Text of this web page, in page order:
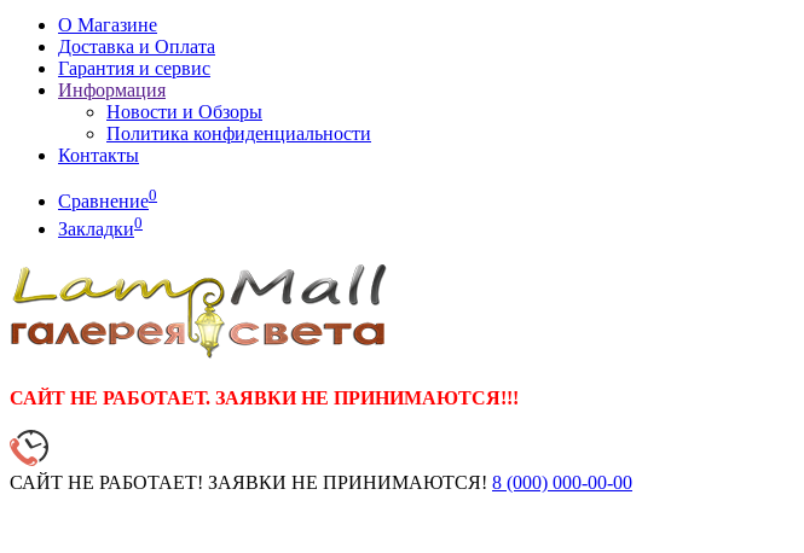
О Магазине
Доставка и Оплата
Гарантия и сервис
Информация
Новости и Обзоры
Политика конфиденциальности
Контакты
Сравнение0
Закладки0
САЙТ НЕ РАБОТАЕТ. ЗАЯВКИ НЕ ПРИНИМАЮТСЯ!!!
САЙТ НЕ РАБОТАЕТ! ЗАЯВКИ НЕ ПРИНИМАЮТСЯ! 8 (000) 000-00-00